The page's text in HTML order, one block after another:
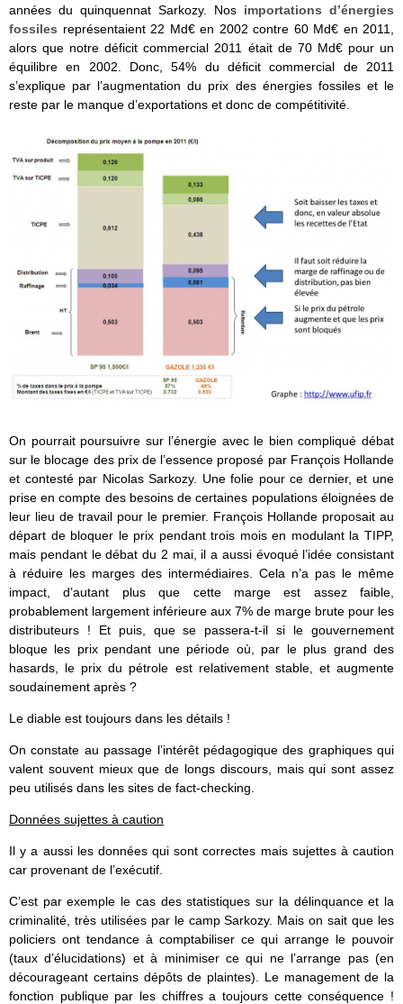
années du quinquennat Sarkozy. Nos importations d’énergies
fossiles représentaient 22 Md€ en 2002 contre 60 Md€ en 2011,
alors que notre déficit commercial 2011 était de 70 Md€ pour un
équilibre en 2002. Donc, 54% du déficit commercial de 2011
s’explique par l’augmentation du prix des énergies fossiles et le
reste par le manque d’exportations et donc de compétitivité.
On pourrait poursuivre sur l’énergie avec le bien compliqué débat
sur le blocage des prix de l’essence proposé par François Hollande
et contesté par Nicolas Sarkozy. Une folie pour ce dernier, et une
prise en compte des besoins de certaines populations éloignées de
leur lieu de travail pour le premier. François Hollande proposait au
départ de bloquer le prix pendant trois mois en modulant la TIPP,
mais pendant le débat du 2 mai, il a aussi évoqué l’idée consistant
à réduire les marges des intermédiaires. Cela n’a pas le même
impact, d’autant plus que cette marge est assez faible,
probablement largement inférieure aux 7% de marge brute pour les
distributeurs ! Et puis, que se passera-t-il si le gouvernement
bloque les prix pendant une période où, par le plus grand des
hasards, le prix du pétrole est relativement stable, et augmente
soudainement après ?
Le diable est toujours dans les détails !
On constate au passage l’intérêt pédagogique des graphiques qui
valent souvent mieux que de longs discours, mais qui sont assez
peu utilisés dans les sites de fact-checking.
Données sujettes à caution
Il y a aussi les données qui sont correctes mais sujettes à caution
car provenant de l’exécutif.
C’est par exemple le cas des statistiques sur la délinquance et la
criminalité, très utilisées par le camp Sarkozy. Mais on sait que les
policiers ont tendance à comptabiliser ce qui arrange le pouvoir
(taux d’élucidations) et à minimiser ce qui ne l’arrange pas (en
décourageant certains dépôts de plaintes). Le management de la
fonction publique par les chiffres a toujours cette conséquence !